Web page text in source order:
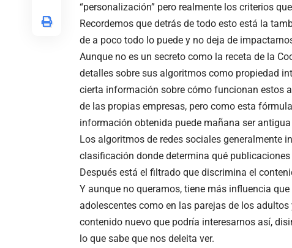
“personalización” pero realmente los criterios
Recordemos que detrás de todo esto está la
de a poco todo lo puede y no deja de
Aunque no es un secreto como la receta de la
detalles sobre sus algoritmos como propiedad
cierta información sobre cómo funcionan estos
de las propias empresas, pero como esta
información obtenida puede mañana ser antigua
Los algoritmos de redes sociales generalmente
clasificación donde determina qué
Después está el filtrado que discrimina el
Y aunque no queramos, tiene más influencia
adolescentes como en las parejas de los
contenido nuevo que podría interesarnos así,
lo que sabe que nos deleita ver.